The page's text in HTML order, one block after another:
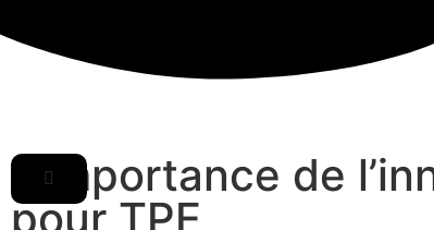
L’importance de
pour TPE